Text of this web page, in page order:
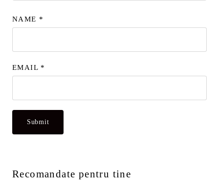
NAME *
EMAIL *
Recomandate pentru tine